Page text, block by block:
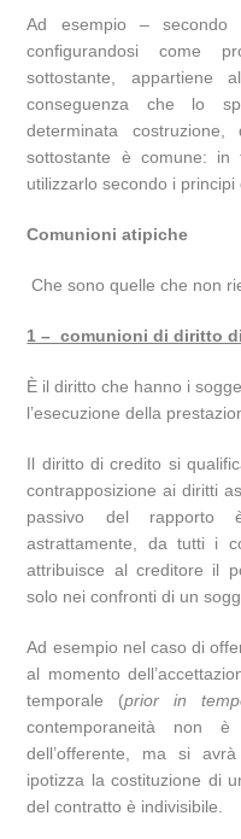
Ad esempio – secondo
configurandosi come
sottostante, appartiene
conseguenza che lo
determinata
sottostante è comune: in
utilizzarlo secondo i principi
Comunioni atipiche
Che sono quelle che non
1 – comunioni di diritto
È il diritto che hanno i
l’esecuzione della
Il diritto di credito si
contrapposizione ai diritti
passivo del rapporto
astrattamente, da tutti i
attribuisce al creditore il
solo nei confronti di un
Ad esempio nel caso di
al momento
temporale (prior in
contemporaneità non
dell’offerente, ma si
ipotizza la costituzione di
del contratto è indivisibile.